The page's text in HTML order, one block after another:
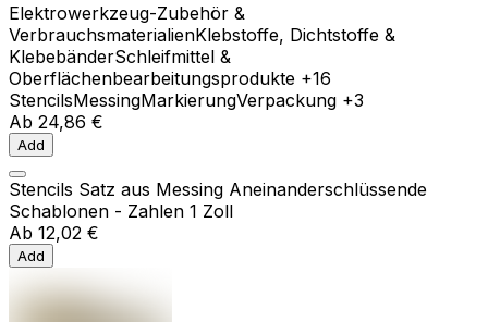
Elektrowerkzeug-Zubehör &
VerbrauchsmaterialienKlebstoffe, Dichtstoffe &
KlebebänderSchleifmittel &
Oberflächenbearbeitungsprodukte +16
StencilsMessingMarkierungVerpackung +3
Ab 24,86 €
Add
Stencils Satz aus Messing Aneinanderschlüssende
Schablonen - Zahlen 1 Zoll
Ab 12,02 €
Add